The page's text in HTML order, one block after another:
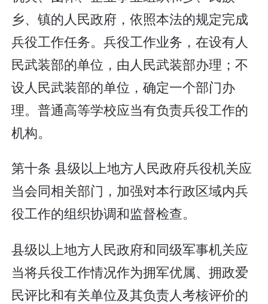
乡、镇的人民政府，依照本法的规定完成
兵役工作任务。兵役工作业务，在设有人
民武装部的单位，由人民武装部办理；不
设人民武装部的单位，确定一个部门办
理。普通高等学校应当有负责兵役工作的
机构。
第十条 县级以上地方人民政府兵役机关应
当会同相关部门，加强对本行政区域内兵
役工作的组织协调和监督检查。
县级以上地方人民政府和同级军事机关应
当将兵役工作情况作为拥军优属、拥政爱
民评比和有关单位及其负责人考核评价的